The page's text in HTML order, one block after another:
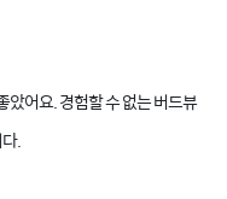
았어요. 경험할 수 없는 버드뷰
.